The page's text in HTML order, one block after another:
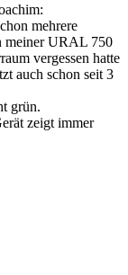
mehrere
meiner URAL 750
vergessen hatte
auch schon seit 3
grün.
zeigt immer